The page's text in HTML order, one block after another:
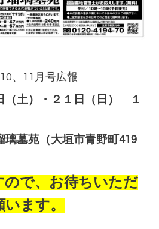
、11月号広報
（土）・２１日（日）
１
璃墓苑（大垣市青野町419
で、お待ちいただ
ます。